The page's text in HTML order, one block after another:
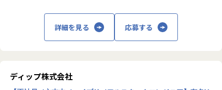
約10名のチーム体制のため、フロントエンドからバックエン
を持って主体的に動くことができます。
2025年8月のシリーズA資金調達を経て成長フェーズに入
を加速させています。
詳細を見る 応募する
ディップ株式会社